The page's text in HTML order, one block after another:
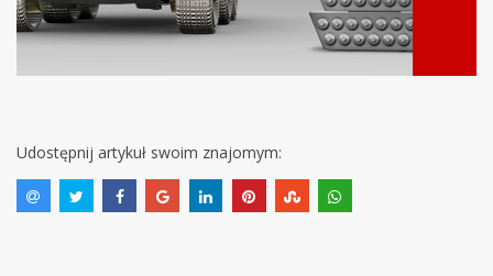
Udostępnij artykuł swoim znajomym: